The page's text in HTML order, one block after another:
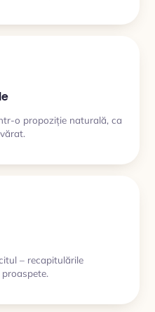
o propoziție naturală, ca
– recapitulările